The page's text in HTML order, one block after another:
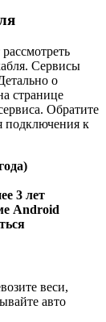
Сервисы
о
странице
Обратите
подключения к
3 лет
Android
веси,
авто